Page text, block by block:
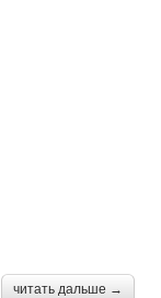
читать дальше →